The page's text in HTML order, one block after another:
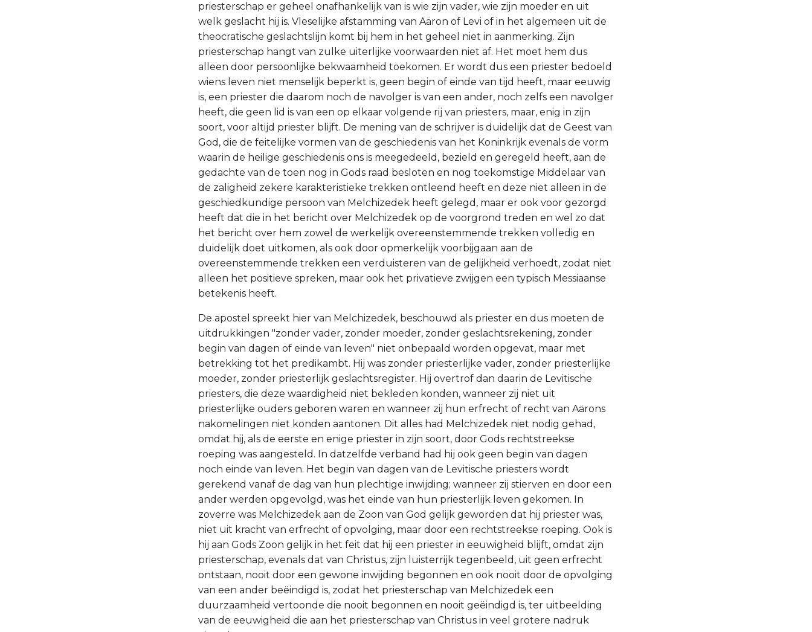
priesterschap er geheel onafhankelijk van is wie zijn vader, wie zijn moeder en uit
welk geslacht hij is. Vleselijke afstamming van Aäron of Levi of in het algemeen uit de
theocratische geslachtslijn komt bij hem in het geheel niet in aanmerking. Zijn
priesterschap hangt van zulke uiterlijke voorwaarden niet af. Het moet hem dus
alleen door persoonlijke bekwaamheid toekomen. Er wordt dus een priester bedoeld
wiens leven niet menselijk beperkt is, geen begin of einde van tijd heeft, maar eeuwig
is, een priester die daarom noch de navolger is van een ander, noch zelfs een navolger
heeft, die geen lid is van een op elkaar volgende rij van priesters, maar, enig in zijn
soort, voor altijd priester blijft. De mening van de schrijver is duidelijk dat de Geest van
God, die de feitelijke vormen van de geschiedenis van het Koninkrijk evenals de vorm
waarin de heilige geschiedenis ons is meegedeeld, bezield en geregeld heeft, aan de
gedachte van de toen nog in Gods raad besloten en nog toekomstige Middelaar van
de zaligheid zekere karakteristieke trekken ontleend heeft en deze niet alleen in de
geschiedkundige persoon van Melchizedek heeft gelegd, maar er ook voor gezorgd
heeft dat die in het bericht over Melchizedek op de voorgrond treden en wel zo dat
het bericht over hem zowel de werkelijk overeenstemmende trekken volledig en
duidelijk doet uitkomen, als ook door opmerkelijk voorbijgaan aan de
overeenstemmende trekken een verduisteren van de gelijkheid verhoedt, zodat niet
alleen het positieve spreken, maar ook het privatieve zwijgen een typisch Messiaanse
betekenis heeft.
De apostel spreekt hier van Melchizedek, beschouwd als priester en dus moeten de
uitdrukkingen "zonder vader, zonder moeder, zonder geslachtsrekening, zonder
begin van dagen of einde van leven" niet onbepaald worden opgevat, maar met
betrekking tot het predikambt. Hij was zonder priesterlijke vader, zonder priesterlijke
moeder, zonder priesterlijk geslachtsregister. Hij overtrof dan daarin de Levitische
priesters, die deze waardigheid niet bekleden konden, wanneer zij niet uit
priesterlijke ouders geboren waren en wanneer zij hun erfrecht of recht van Aärons
nakomelingen niet konden aantonen. Dit alles had Melchizedek niet nodig gehad,
omdat hij, als de eerste en enige priester in zijn soort, door Gods rechtstreekse
roeping was aangesteld. In datzelfde verband had hij ook geen begin van dagen
noch einde van leven. Het begin van dagen van de Levitische priesters wordt
gerekend vanaf de dag van hun plechtige inwijding; wanneer zij stierven en door een
ander werden opgevolgd, was het einde van hun priesterlijk leven gekomen. In
zoverre was Melchizedek aan de Zoon van God gelijk geworden dat hij priester was,
niet uit kracht van erfrecht of opvolging, maar door een rechtstreekse roeping. Ook is
hij aan Gods Zoon gelijk in het feit dat hij een priester in eeuwigheid blijft, omdat zijn
priesterschap, evenals dat van Christus, zijn luisterrijk tegenbeeld, uit geen erfrecht
ontstaan, nooit door een gewone inwijding begonnen en ook nooit door de opvolging
van een ander beëindigd is, zodat het priesterschap van Melchizedek een
duurzaamheid vertoonde die nooit begonnen en nooit geëindigd is, ter uitbeelding
van de eeuwigheid die aan het priesterschap van Christus in veel grotere nadruk